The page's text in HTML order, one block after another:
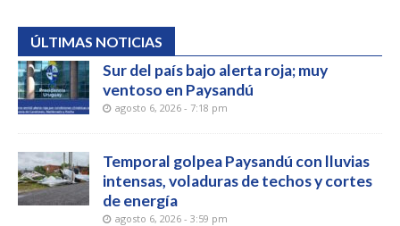
ÚLTIMAS NOTICIAS
Sur del país bajo alerta roja; muy
ventoso en Paysandú
agosto 6, 2026 - 7:18 pm
Temporal golpea Paysandú con lluvias
intensas, voladuras de techos y cortes
de energía
agosto 6, 2026 - 3:59 pm